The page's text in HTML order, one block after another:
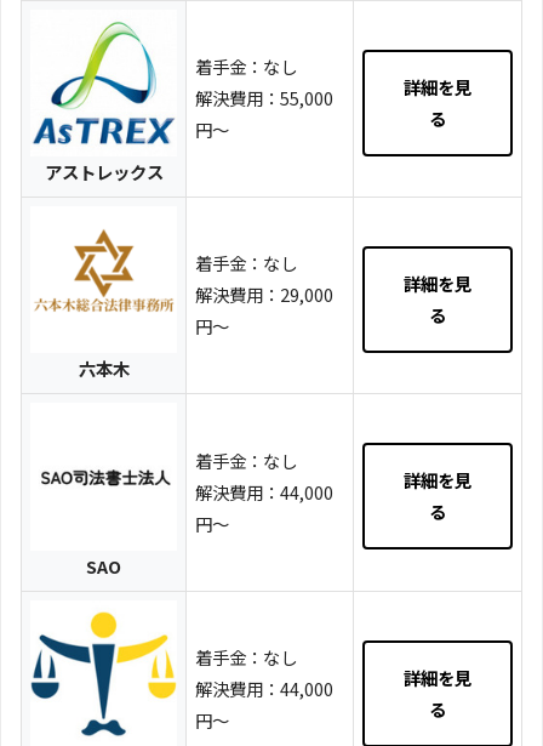
アストレックス
着手金：なし
解決費用：55,000
円～
詳細を見
る
六本木
着手金：なし
解決費用：29,000
円～
詳細を見
る
SAO
着手金：なし
解決費用：44,000
円～
詳細を見
る
着手金：なし
解決費用：44,000
円～
詳細を見
る